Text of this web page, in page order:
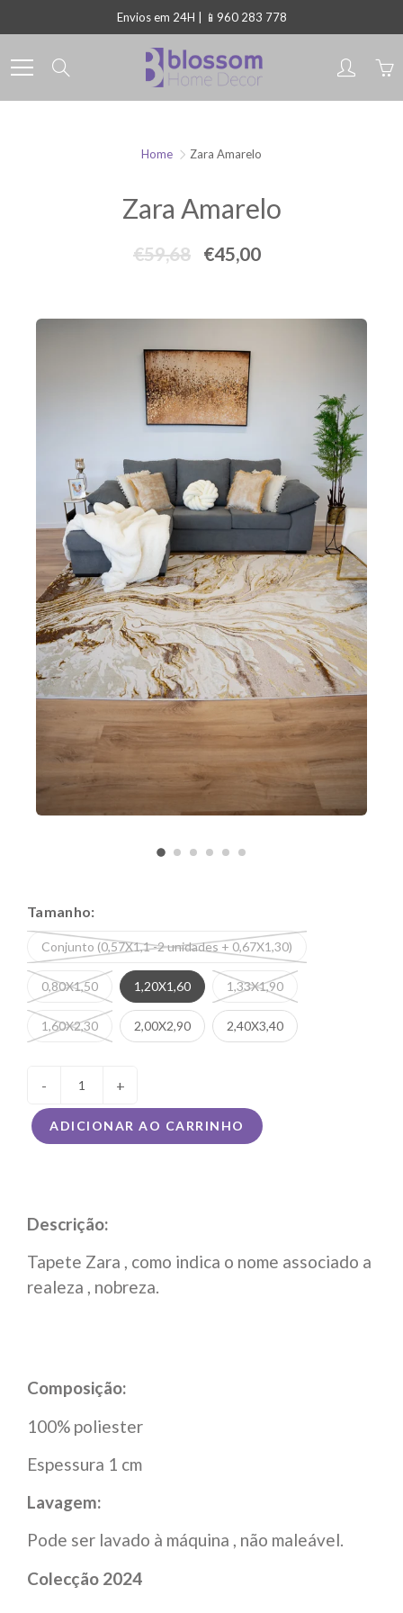
Envios em 24H | 📱960 283 778
Home Zara Amarelo
Zara Amarelo
€59,68 €45,00
Tamanho:
Conjunto (0,57X1,1 -2 unidades + 0,67X1,30)
0,80X1,50 1,20X1,60 1,33X1,90
1,60X2,30 2,00X2,90 2,40X3,40
- +
ADICIONAR AO CARRINHO
Descrição:
Tapete Zara , como indica o nome associado a
realeza , nobreza.
Composição:
100% poliester
Espessura 1 cm
Lavagem:
Pode ser lavado à máquina , não maleável.
Colecção 2024